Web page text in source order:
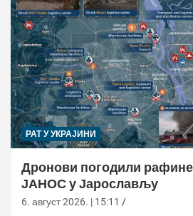
РАТ У УКРАЈИНИ
Дронови погодили
ЈАНОС у Јарослављу
6. август 2026. | 15:11